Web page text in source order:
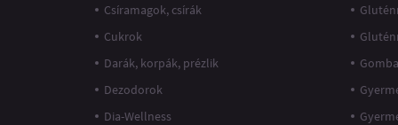
Csíramagok, csírák
Cukrok
Darák, korpák, prézlik
Dezodorok
Dia-Wellness